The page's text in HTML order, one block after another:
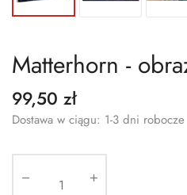
Matterhorn -
99,50 zł
Dostawa w ciągu: 1-3 dni robocze